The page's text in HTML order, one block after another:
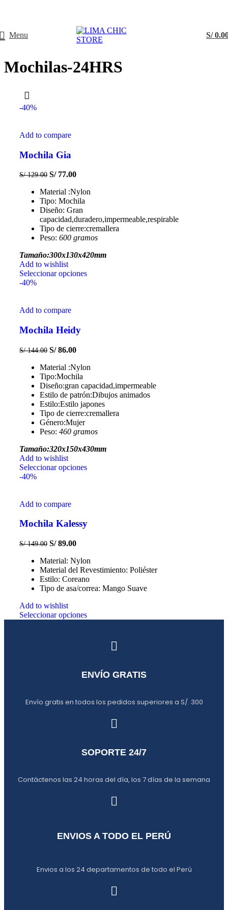
Menu S/
Mochilas-24HRS
-40%
Add to compare
Mochila Gia
S/129.00 S/77.00
Material :Nylon
Tipo: Mochila
Diseño: Gran
capacidad,duradero,impermeable,respirable
Tipo de cierre:cremallera
Peso: 600 gramos
Tamaño:300x130x420mm
Add to wishlist
Seleccionar opciones
-40%
Add to compare
Mochila Heidy
S/144.00 S/86.00
Material :Nylon
Tipo:Mochila
Diseño:gran capacidad,impermeable
Estilo de patrón:Dibujos animados
Estilo:Estilo japones
Tipo de cierre:cremallera
Género:Mujer
Peso: 460 gramos
Tamaño:320x150x430mm
Add to wishlist
Seleccionar opciones
-40%
Add to compare
Mochila Kalessy
S/149.00 S/89.00
Material: Nylon
Material del Revestimiento: Poliéster
Estilo: Coreano
Tipo de asa/correa: Mango Suave
Add to wishlist
Seleccionar opciones
ENVÍO GRATIS
Envío gratis en todos los pedidos superiores a S/. 300
SOPORTE 24/7
Contáctenos las 24 horas del día, los 7 días de la semana
ENVIOS A TODO EL PERÚ
Envios a los 24 departamentos de todo el Perú